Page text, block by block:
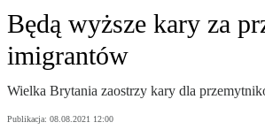
Będą wyższe kary za
imigrantów
Wielka Brytania zaostrzy kary dla
Publikacja: 08.08.2021 12:00